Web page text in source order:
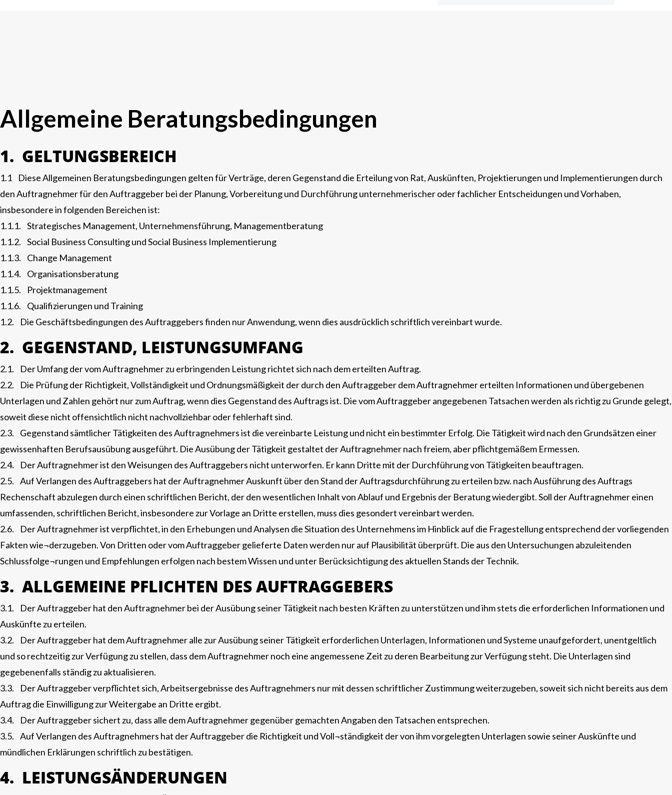
Allgemeine Beratungsbedingungen
1. GELTUNGSBEREICH
1.1 Diese Allgemeinen Beratungsbedingungen gelten für Verträge, deren Gegenstand die Erteilung von Rat, Auskünften, Projektierungen und Implementierungen durch
den Auftragnehmer für den Auftraggeber bei der Planung, Vorbereitung und Durchführung unternehmerischer oder fachlicher Entscheidungen und Vorhaben,
insbesondere in folgenden Bereichen ist:
1.1.1. Strategisches Management, Unternehmensführung, Managementberatung
1.1.2. Social Business Consulting und Social Business Implementierung
1.1.3. Change Management
1.1.4. Organisationsberatung
1.1.5. Projektmanagement
1.1.6. Qualifizierungen und Training
1.2. Die Geschäftsbedingungen des Auftraggebers finden nur Anwendung, wenn dies ausdrücklich schriftlich vereinbart wurde.
2. GEGENSTAND, LEISTUNGSUMFANG
2.1. Der Umfang der vom Auftragnehmer zu erbringenden Leistung richtet sich nach dem erteilten Auftrag.
2.2. Die Prüfung der Richtigkeit, Vollständigkeit und Ordnungsmäßigkeit der durch den Auftraggeber dem Auftragnehmer erteilten Informationen und übergebenen
Unterlagen und Zahlen gehört nur zum Auftrag, wenn dies Gegenstand des Auftrags ist. Die vom Auftraggeber angegebenen Tatsachen werden als richtig zu Grunde gelegt,
soweit diese nicht offensichtlich nicht nachvollziehbar oder fehlerhaft sind.
2.3. Gegenstand sämtlicher Tätigkeiten des Auftragnehmers ist die vereinbarte Leistung und nicht ein bestimmter Erfolg. Die Tätigkeit wird nach den Grundsätzen einer
gewissenhaften Berufsausübung ausgeführt. Die Ausübung der Tätigkeit gestaltet der Auftragnehmer nach freiem, aber pflichtgemäßem Ermessen.
2.4. Der Auftragnehmer ist den Weisungen des Auftraggebers nicht unterworfen. Er kann Dritte mit der Durchführung von Tätigkeiten beauftragen.
2.5. Auf Verlangen des Auftraggebers hat der Auftragnehmer Auskunft über den Stand der Auftragsdurchführung zu erteilen bzw. nach Ausführung des Auftrags
Rechenschaft abzulegen durch einen schriftlichen Bericht, der den wesentlichen Inhalt von Ablauf und Ergebnis der Beratung wiedergibt. Soll der Auftragnehmer einen
umfassenden, schriftlichen Bericht, insbesondere zur Vorlage an Dritte erstellen, muss dies gesondert vereinbart werden.
2.6. Der Auftragnehmer ist verpflichtet, in den Erhebungen und Analysen die Situation des Unternehmens im Hinblick auf die Fragestellung entsprechend der vorliegenden
Fakten wie¬derzugeben. Von Dritten oder vom Auftraggeber gelieferte Daten werden nur auf Plausibilität überprüft. Die aus den Untersuchungen abzuleitenden
Schlussfolge¬rungen und Empfehlungen erfolgen nach bestem Wissen und unter Berücksichtigung des aktuellen Stands der Technik.
3. ALLGEMEINE PFLICHTEN DES AUFTRAGGEBERS
3.1. Der Auftraggeber hat den Auftragnehmer bei der Ausübung seiner Tätigkeit nach besten Kräften zu unterstützen und ihm stets die erforderlichen Informationen und
Auskünfte zu erteilen.
3.2. Der Auftraggeber hat dem Auftragnehmer alle zur Ausübung seiner Tätigkeit erforderlichen Unterlagen, Informationen und Systeme unaufgefordert, unentgeltlich
und so rechtzeitig zur Verfügung zu stellen, dass dem Auftragnehmer noch eine angemessene Zeit zu deren Bearbeitung zur Verfügung steht. Die Unterlagen sind
gegebenenfalls ständig zu aktualisieren.
3.3. Der Auftraggeber verpflichtet sich, Arbeitsergebnisse des Auftragnehmers nur mit dessen schriftlicher Zustimmung weiterzugeben, soweit sich nicht bereits aus dem
Auftrag die Einwilligung zur Weitergabe an Dritte ergibt.
3.4. Der Auftraggeber sichert zu, dass alle dem Auftragnehmer gegenüber gemachten Angaben den Tatsachen entsprechen.
3.5. Auf Verlangen des Auftragnehmers hat der Auftraggeber die Richtigkeit und Voll¬ständigkeit der von ihm vorgelegten Unterlagen sowie seiner Auskünfte und
mündlichen Erklärungen schriftlich zu bestätigen.
4. LEISTUNGSÄNDERUNGEN